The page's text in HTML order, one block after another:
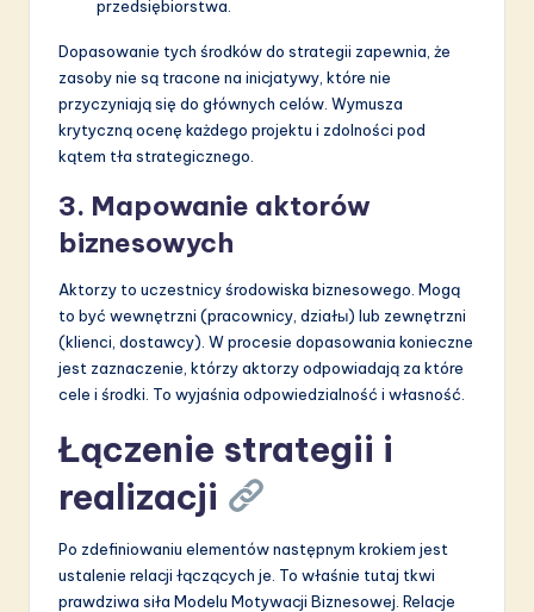
przedsiębiorstwa.
Dopasowanie tych środków do strategii zapewnia, że
zasoby nie są tracone na inicjatywy, które nie
przyczyniają się do głównych celów. Wymusza
krytyczną ocenę każdego projektu i zdolności pod
kątem tła strategicznego.
3. Mapowanie aktorów
biznesowych
Aktorzy to uczestnicy środowiska biznesowego. Mogą
to być wewnętrzni (pracownicy, działы) lub zewnętrzni
(klienci, dostawcy). W procesie dopasowania konieczne
jest zaznaczenie, którzy aktorzy odpowiadają za które
cele i środki. To wyjaśnia odpowiedzialność i własność.
Łączenie strategii i
realizacji
Po zdefiniowaniu elementów następnym krokiem jest
ustalenie relacji łączących je. To właśnie tutaj tkwi
prawdziwa siła Modelu Motywacji Biznesowej. Relacje